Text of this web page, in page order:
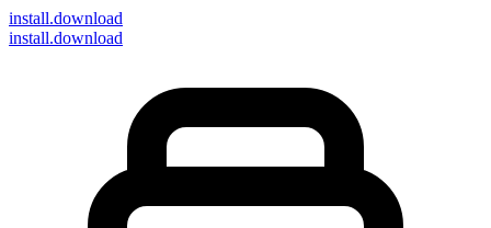
install.download
install.download